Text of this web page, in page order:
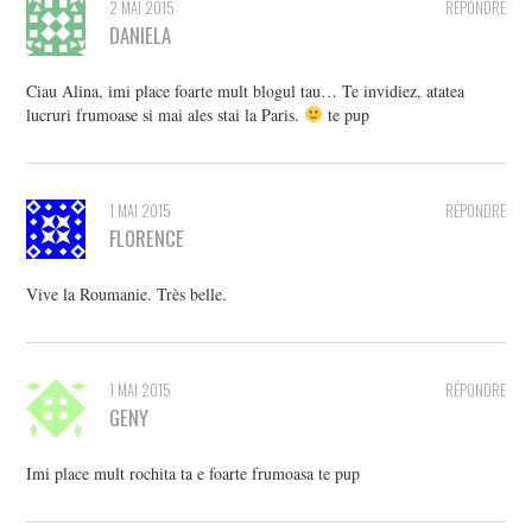
RÉPONDRE
2 MAI 2015
DANIELA
Ciau Alina, imi place foarte mult blogul tau… Te invidiez, atatea
lucruri frumoase si mai ales stai la Paris.
te pup
RÉPONDRE
1 MAI 2015
FLORENCE
Vive la Roumanie. Très belle.
RÉPONDRE
1 MAI 2015
GENY
Imi place mult rochita ta e foarte frumoasa te pup